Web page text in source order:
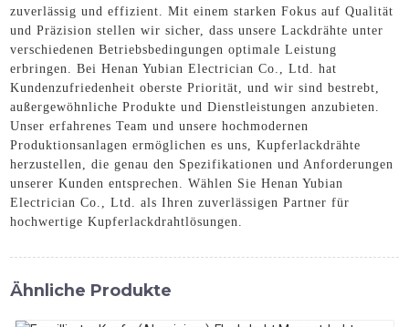
zuverlässig und effizient. Mit einem starken Fokus auf Qualität
und Präzision stellen wir sicher, dass unsere Lackdrähte unter
verschiedenen Betriebsbedingungen optimale Leistung
erbringen. Bei Henan Yubian Electrician Co., Ltd. hat
Kundenzufriedenheit oberste Priorität, und wir sind bestrebt,
außergewöhnliche Produkte und Dienstleistungen anzubieten.
Unser erfahrenes Team und unsere hochmodernen
Produktionsanlagen ermöglichen es uns, Kupferlackdrähte
herzustellen, die genau den Spezifikationen und Anforderungen
unserer Kunden entsprechen. Wählen Sie Henan Yubian
Electrician Co., Ltd. als Ihren zuverlässigen Partner für
hochwertige Kupferlackdrahtlösungen.
Ähnliche Produkte